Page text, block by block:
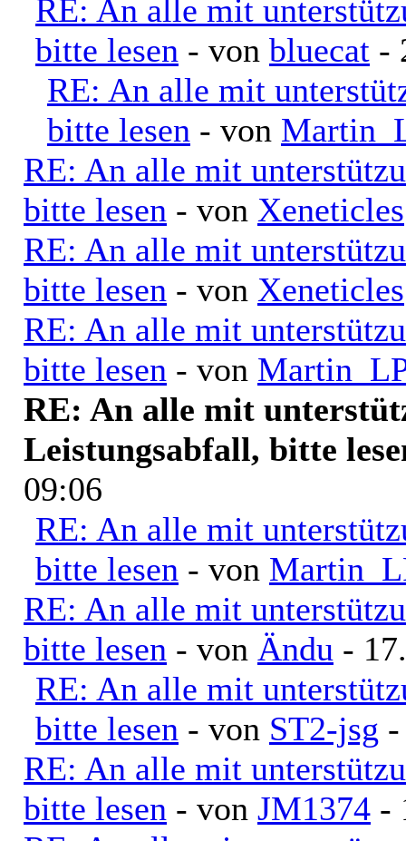
RE: An alle mit
bitte lesen - von bluecat -
RE: An alle mit
bitte lesen - von
RE: An alle mit
bitte lesen - von Xeneticles
RE: An alle mit
bitte lesen - von Xeneticles
RE: An alle mit
bitte lesen - von
RE: An alle mit
Leistungsabfall, bitte
09:06
RE: An alle mit
bitte lesen - von
RE: An alle mit
bitte lesen - von Ändu -
RE: An alle mit
bitte lesen - von ST2-jsg
RE: An alle mit
bitte lesen - von JM1374 -